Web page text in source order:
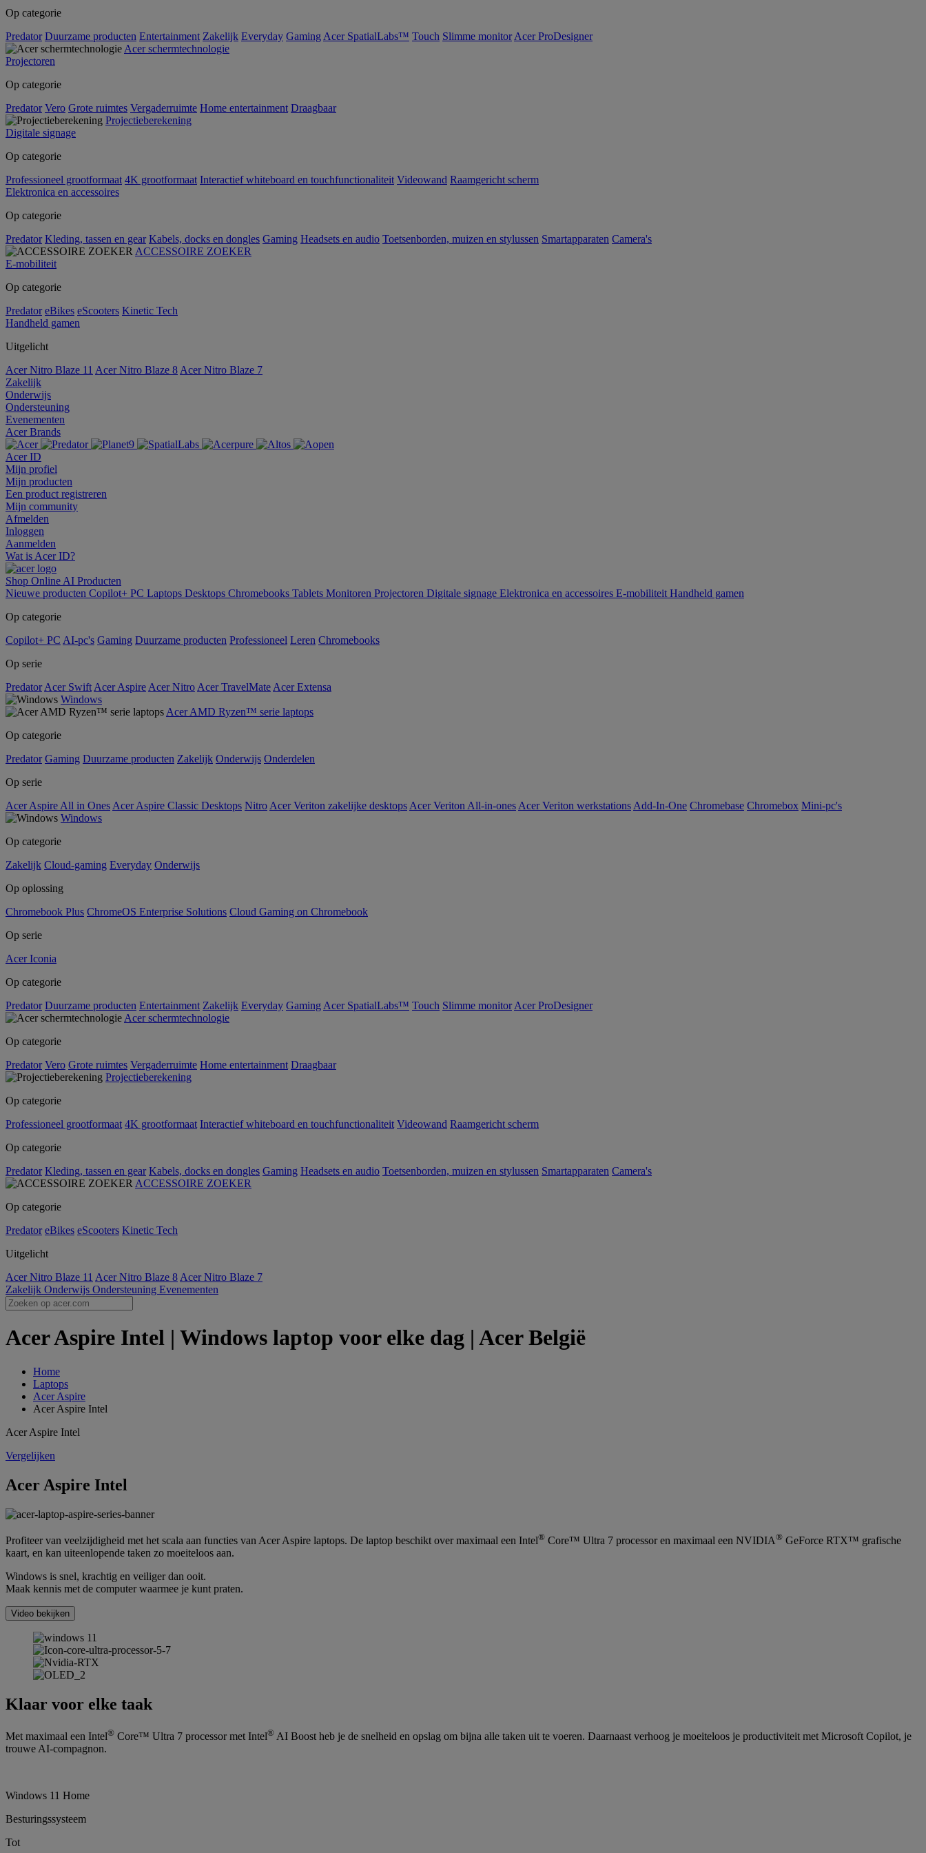
Op categorie
Predator Duurzame producten Entertainment Zakelijk Everyday Gaming Acer SpatialLabs™ Touch Slimme monitor Acer ProDesigner
Acer schermtechnologie
Projectoren
Op categorie
Predator Vero Grote ruimtes Vergaderruimte Home entertainment Draagbaar
Projectieberekening
Digitale signage
Op categorie
Professioneel grootformaat 4K grootformaat Interactief whiteboard en touchfunctionaliteit Videowand Raamgericht scherm
Elektronica en accessoires
Op categorie
Predator Kleding, tassen en gear Kabels, docks en dongles Gaming Headsets en audio Toetsenborden, muizen en stylussen Smartapparaten Camera's
ACCESSOIRE ZOEKER
E-mobiliteit
Op categorie
Predator eBikes eScooters Kinetic Tech
Handheld gamen
Uitgelicht
Acer Nitro Blaze 11 Acer Nitro Blaze 8 Acer Nitro Blaze 7
Zakelijk
Onderwijs
Ondersteuning
Evenementen
Acer Brands
Acer ID
Mijn profiel
Mijn producten
Een product registreren
Mijn community
Afmelden
Inloggen
Aanmelden
Wat is Acer ID?
Shop Online AI Producten
Nieuwe producten Copilot+ PC Laptops Desktops Chromebooks Tablets Monitoren Projectoren Digitale signage Elektronica en accessoires E-mobiliteit Handheld gamen
Op categorie
Copilot+ PC AI-pc's Gaming Duurzame producten Professioneel Leren Chromebooks
Op serie
Predator Acer Swift Acer Aspire Acer Nitro Acer TravelMate Acer Extensa
Windows
Acer AMD Ryzen™ serie laptops
Op categorie
Predator Gaming Duurzame producten Zakelijk Onderwijs Onderdelen
Op serie
Acer Aspire All in Ones Acer Aspire Classic Desktops Nitro Acer Veriton zakelijke desktops Acer Veriton All-in-ones Acer Veriton werkstations Add-In-One Chromebase Chromebox Mini-pc's
Windows
Op categorie
Zakelijk Cloud-gaming Everyday Onderwijs
Op oplossing
Chromebook Plus ChromeOS Enterprise Solutions Cloud Gaming on Chromebook
Op serie
Acer Iconia
Op categorie
Predator Duurzame producten Entertainment Zakelijk Everyday Gaming Acer SpatialLabs™ Touch Slimme monitor Acer ProDesigner
Acer schermtechnologie
Op categorie
Predator Vero Grote ruimtes Vergaderruimte Home entertainment Draagbaar
Projectieberekening
Op categorie
Professioneel grootformaat 4K grootformaat Interactief whiteboard en touchfunctionaliteit Videowand Raamgericht scherm
Op categorie
Predator Kleding, tassen en gear Kabels, docks en dongles Gaming Headsets en audio Toetsenborden, muizen en stylussen Smartapparaten Camera's
ACCESSOIRE ZOEKER
Op categorie
Predator eBikes eScooters Kinetic Tech
Uitgelicht
Acer Nitro Blaze 11 Acer Nitro Blaze 8 Acer Nitro Blaze 7
Zakelijk Onderwijs Ondersteuning Evenementen
Acer Aspire Intel | Windows laptop voor elke dag | Acer België
Home
Laptops
Acer Aspire
Acer Aspire Intel
Acer Aspire Intel
Vergelijken
Acer Aspire Intel
Profiteer van veelzijdigheid met het scala aan functies van Acer Aspire laptops. De laptop beschikt over maximaal een Intel® Core™ Ultra 7 processor en maximaal een NVIDIA® GeForce RTX™ grafische
kaart, en kan uiteenlopende taken zo moeiteloos aan.
Windows is snel, krachtig en veiliger dan ooit.
Maak kennis met de computer waarmee je kunt praten.
Video bekijken
Klaar voor elke taak
Met maximaal een Intel® Core™ Ultra 7 processor met Intel® AI Boost heb je de snelheid en opslag om bijna alle taken uit te voeren. Daarnaast verhoog je moeiteloos je productiviteit met Microsoft Copilot, je
trouwe AI-compagnon.
Windows 11 Home
Besturingssysteem
Tot